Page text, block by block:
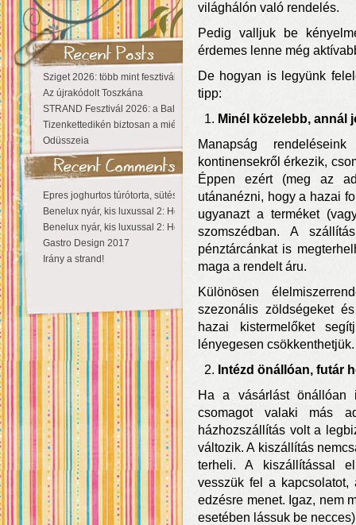
Sziget 2026: több mint fesztivál, egy városnyi élmény
Az újrakódolt Toszkána
STRAND Fesztivál 2026: a Balaton partján a nyár még tart!
Tizenkettedikén biztosan a miénk a Sziget!
Odüsszeia
Epres joghurtos túrótorta, sütés nélkül
Benelux nyár, kis luxussal 2: Hollandia
Benelux nyár, kis luxussal 2: Hollandia
Gastro Design 2017
Irány a strand!
világhálón való rendelés.
Pedig valljuk be
érdemes lenne még
De hogyan is legyünk
tipp:
Minél közelebb, annál
Manapság
kontinensekről érkezik,
Éppen ezért (meg az
utánanézni, hogy a hazai
ugyanazt a terméket
szomszédban. A
pénztárcánkat is
maga a rendelt áru.
Különösen
szezonális zöldségeket
hazai kistermelőket
lényegesen csökkenthetjük.
Intézd önállóan, futár
Ha a vásárlást
csomagot valaki más
házhozszállítás volt a
változik. A kiszállítás
terheli. A kiszállítással
vesszük fel a kapcsolatot,
edzésre menet. Igaz, nem
esetében lássuk be